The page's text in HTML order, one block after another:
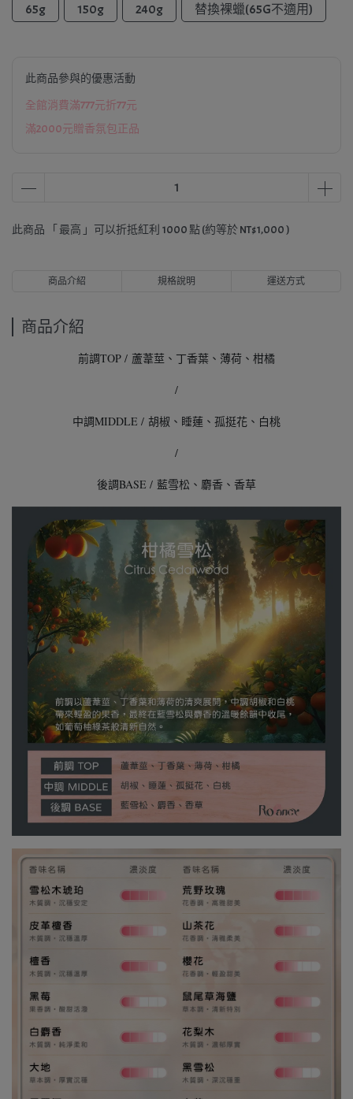
65g
150g 240g 替換裸蠟(65G不適用)
此商品參與的優惠活動
全館消費滿777元折77元
滿2000元贈香氛包正品
此商品 「 最高 」可以折抵紅利 1000 點 (約等於NT$1,000)
商品介紹 規格說明 運送方式
商品介紹
前調TOP / 蘆葦莖、丁香葉、薄荷、柑橘
/
中調MIDDLE / 胡椒、睡蓮、孤挺花、白桃
/
後調BASE / 藍雪松、麝香、香草